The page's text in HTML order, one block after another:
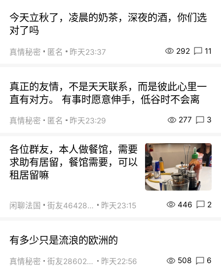
今天立秋了，凌晨的奶茶，深夜的酒，你们选
对了吗
真情秘密 匿名 昨天23:37 292 11
真正的友情，不是天天联系，而是彼此心里一
直有对方。 有事时愿意伸手，低谷时不会离
真情秘密 匿名 昨天23:29 277 3
各位群友，本人做餐馆，需要
求助有居留，餐馆需要，可以
租居留嘛
闲聊法国 街友46428878 昨天23:15 446 2
有多少只是流浪的欧洲的
真情秘密 街友28602925 昨天22:56 508 6